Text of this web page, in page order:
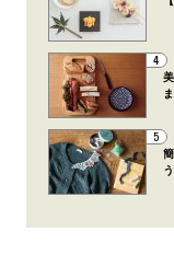
4
5
う